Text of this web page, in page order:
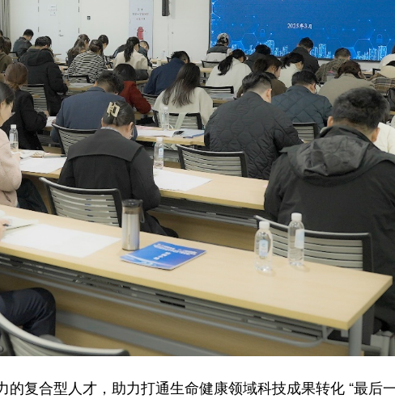
合型人才，助力打通生命健康领域科技成果转化 “最后一